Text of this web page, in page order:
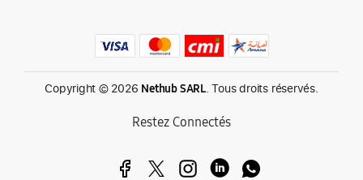
Produits phares chez Mediazone
Retrouvez chez Mediazone les références incontournables :
Copyright © 2026 Nethub SARL. Tous droits réservés.
Restez Connectés